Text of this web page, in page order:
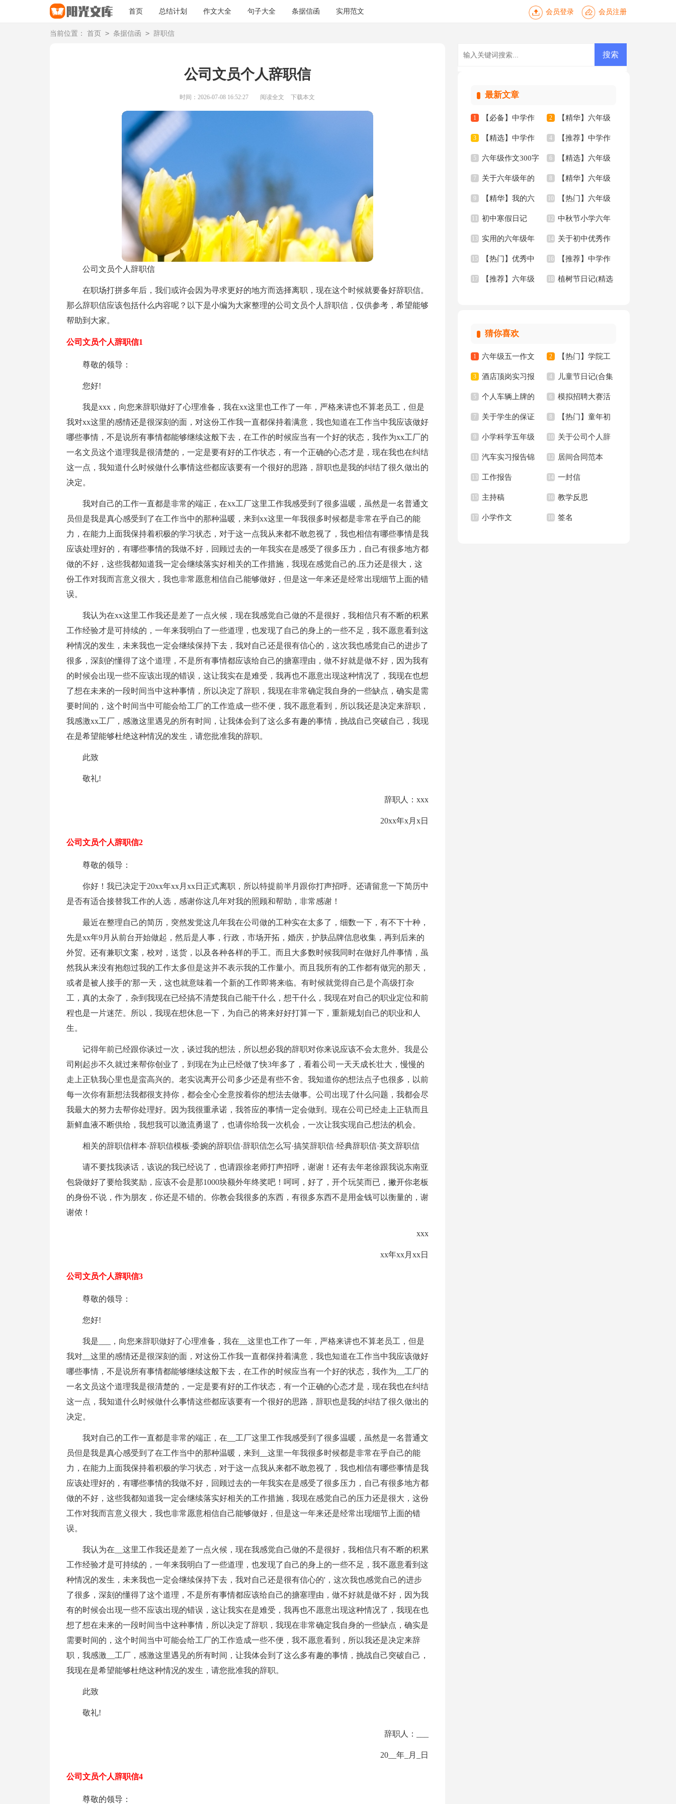
首页 总结计划 作文大全 句子大全 条据信函 实用范文 会员登录 会员注册
当前位置： 首页 > 条据信函 > 辞职信
公司文员个人辞职信
时间：2026-07-08 16:52:27 阅读全文 下载本文
公司文员个人辞职信
在职场打拼多年后，我们或许会因为寻求更好的地方而选择离职，现在这个时候就要备好辞职信。
那么辞职信应该包括什么内容呢？以下是小编为大家整理的公司文员个人辞职信，仅供参考，希望能够
帮助到大家。
公司文员个人辞职信1
尊敬的领导：
您好!
我是xxx，向您来辞职做好了心理准备，我在xx这里也工作了一年，严格来讲也不算老员工，但是
我对xx这里的感情还是很深刻的面，对这份工作我一直都保持着满意，我也知道在工作当中我应该做好
哪些事情，不是说所有事情都能够继续这般下去，在工作的时候应当有一个好的状态，我作为xx工厂的
一名文员这个道理我是很清楚的，一定是要有好的工作状态，有一个正确的心态才是，现在我也在纠结
这一点，我知道什么时候做什么事情这些都应该要有一个很好的思路，辞职也是我的纠结了很久做出的
决定。
我对自己的工作一直都是非常的端正，在xx工厂这里工作我感受到了很多温暖，虽然是一名普通文
员但是我是真心感受到了在工作当中的那种温暖，来到xx这里一年我很多时候都是非常在乎自己的能
力，在能力上面我保持着积极的学习状态，对于这一点我从来都不敢忽视了，我也相信有哪些事情是我
应该处理好的，有哪些事情的我做不好，回顾过去的一年我实在是感受了很多压力，自己有很多地方都
做的不好，这些我都知道我一定会继续落实好相关的工作措施，我现在感觉自己的.压力还是很大，这
份工作对我而言意义很大，我也非常愿意相信自己能够做好，但是这一年来还是经常出现细节上面的错
误。
我认为在xx这里工作我还是差了一点火候，现在我感觉自己做的不是很好，我相信只有不断的积累
工作经验才是可持续的，一年来我明白了一些道理，也发现了自己的身上的一些不足，我不愿意看到这
种情况的发生，未来我也一定会继续保持下去，我对自己还是很有信心的，这次我也感觉自己的进步了
很多，深刻的懂得了这个道理，不是所有事情都应该给自己的搪塞理由，做不好就是做不好，因为我有
的时候会出现一些不应该出现的错误，这让我实在是难受，我再也不愿意出现这种情况了，我现在也想
了想在未来的一段时间当中这种事情，所以决定了辞职，我现在非常确定我自身的一些缺点，确实是需
要时间的，这个时间当中可能会给工厂的工作造成一些不便，我不愿意看到，所以我还是决定来辞职，
我感激xx工厂，感激这里遇见的所有时间，让我体会到了这么多有趣的事情，挑战自己突破自己，我现
在是希望能够杜绝这种情况的发生，请您批准我的辞职。
此致
敬礼!
辞职人：xxx
20xx年x月x日
公司文员个人辞职信2
尊敬的领导：
你好！我已决定于20xx年xx月xx日正式离职，所以特提前半月跟你打声招呼。还请留意一下简历中
是否有适合接替我工作的人选，感谢你这几年对我的照顾和帮助，非常感谢！
最近在整理自己的简历，突然发觉这几年我在公司做的工种实在太多了，细数一下，有不下十种，
先是xx年9月从前台开始做起，然后是人事，行政，市场开拓，婚庆，护肤品牌信息收集，再到后来的
外贸。还有兼职文案，校对，送货，以及各种各样的手工。而且大多数时候我同时在做好几件事情，虽
然我从来没有抱怨过我的工作太多但是这并不表示我的工作量小。而且我所有的工作都有做完的那天，
或者是被人接手的'那一天，这也就意味着一个新的工作即将来临。有时候就觉得自己是个高级打杂
工，真的太杂了，杂到我现在已经搞不清楚我自己能干什么，想干什么，我现在对自己的职业定位和前
程也是一片迷茫。所以，我现在想休息一下，为自己的将来好好打算一下，重新规划自己的职业和人
生。
记得年前已经跟你谈过一次，谈过我的想法，所以想必我的辞职对你来说应该不会太意外。我是公
司刚起步不久就过来帮你创业了，到现在为止已经做了快3年多了，看着公司一天天成长壮大，慢慢的
走上正轨我心里也是蛮高兴的。老实说离开公司多少还是有些不舍。我知道你的想法点子也很多，以前
每一次你有新想法我都很支持你，都会全心全意按着你的想法去做事。公司出现了什么问题，我都会尽
我最大的努力去帮你处理好。因为我很重承诺，我答应的事情一定会做到。现在公司已经走上正轨而且
新鲜血液不断供给，我想我可以激流勇退了，也请你给我一次机会，一次让我实现自己想法的机会。
相关的辞职信样本·辞职信模板·委婉的辞职信·辞职信怎么写·搞笑辞职信·经典辞职信·英文辞职信
请不要找我谈话，该说的我已经说了，也请跟徐老师打声招呼，谢谢！还有去年老徐跟我说东南亚
包袋做好了要给我奖励，应该不会是那1000块额外年终奖吧！呵呵，好了，开个玩笑而已，撇开你老板
的身份不说，作为朋友，你还是不错的。你教会我很多的东西，有很多东西不是用金钱可以衡量的，谢
谢侬！
xxx
xx年xx月xx日
公司文员个人辞职信3
尊敬的领导：
您好!
我是___，向您来辞职做好了心理准备，我在__这里也工作了一年，严格来讲也不算老员工，但是
我对__这里的感情还是很深刻的面，对这份工作我一直都保持着满意，我也知道在工作当中我应该做好
哪些事情，不是说所有事情都能够继续这般下去，在工作的时候应当有一个好的状态，我作为__工厂的
一名文员这个道理我是很清楚的，一定是要有好的工作状态，有一个正确的心态才是，现在我也在纠结
这一点，我知道什么时候做什么事情这些都应该要有一个很好的思路，辞职也是我的纠结了很久做出的
决定。
我对自己的工作一直都是非常的端正，在__工厂这里工作我感受到了很多温暖，虽然是一名普通文
员但是我是真心感受到了在工作当中的那种温暖，来到__这里一年我很多时候都是非常在乎自己的能
力，在能力上面我保持着积极的学习状态，对于这一点我从来都不敢忽视了，我也相信有哪些事情是我
应该处理好的，有哪些事情的我做不好，回顾过去的一年我实在是感受了很多压力，自己有很多地方都
做的不好，这些我都知道我一定会继续落实好相关的工作措施，我现在感觉自己的压力还是很大，这份
工作对我而言意义很大，我也非常愿意相信自己能够做好，但是这一年来还是经常出现细节上面的错
误。
我认为在__这里工作我还是差了一点火候，现在我感觉自己做的不是很好，我相信只有不断的积累
工作经验才是可持续的，一年来我明白了一些道理，也发现了自己的身上的一些不足，我不愿意看到这
种情况的发生，未来我也一定会继续保持下去，我对自己还是很有信心的'，这次我也感觉自己的进步
了很多，深刻的懂得了这个道理，不是所有事情都应该给自己的搪塞理由，做不好就是做不好，因为我
有的时候会出现一些不应该出现的错误，这让我实在是难受，我再也不愿意出现这种情况了，我现在也
想了想在未来的一段时间当中这种事情，所以决定了辞职，我现在非常确定我自身的一些缺点，确实是
需要时间的，这个时间当中可能会给工厂的工作造成一些不便，我不愿意看到，所以我还是决定来辞
职，我感激__工厂，感激这里遇见的所有时间，让我体会到了这么多有趣的事情，挑战自己突破自己，
我现在是希望能够杜绝这种情况的发生，请您批准我的辞职。
此致
敬礼!
辞职人：___
20__年_月_日
公司文员个人辞职信4
尊敬的领导：
最新文章
1 【必备】中学作
文锦集六篇
2 【精华】六年级
作文300字汇总6篇
3 【精选】中学作
文汇总8篇
4 【推荐】中学作
文汇总八篇
5 六年级作文300字
汇总8篇
6 【精选】六年级
的作文300字三篇
7 关于六年级年的
作文300字8篇
8 【精华】六年级
的作文300字集合9篇
9 【精华】我的六
年级小学作文3篇
10 【热门】六年级
年的作文300字3篇
11 初中寒假日记
【热】
12 中秋节小学六年
级作文
13 实用的六年级年
的作文300字6篇
14 关于初中优秀作
文汇编10篇
15 【热门】优秀中
学作文九篇
16 【推荐】中学作
文3篇
17 【推荐】六年级 18 植树节日记(精选
猜你喜欢
1 六年级五一作文
300字集锦7篇
2 【热门】学院工
作计划四篇
3 酒店顶岗实习报
告十篇
4 儿童节日记(合集
15篇)
5 个人车辆上牌的
委托书
6 模拟招聘大赛活
动总结
7 关于学生的保证
书汇总八篇
8 【热门】童年初
中作文300字集锦十
篇
9 小学科学五年级
上册教学计划
10 关于公司个人辞
职报告汇总6篇
11 汽车实习报告锦
集八篇
12 居间合同范本
13 工作报告 14 一封信
15 主持稿 16 教学反思
17 小学作文 18 签名